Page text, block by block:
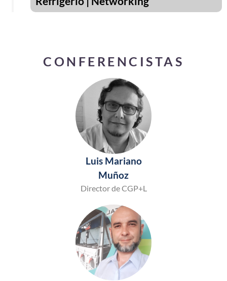
CONFERENCISTAS
Luis Mariano
Muñoz
Director de CGP+L